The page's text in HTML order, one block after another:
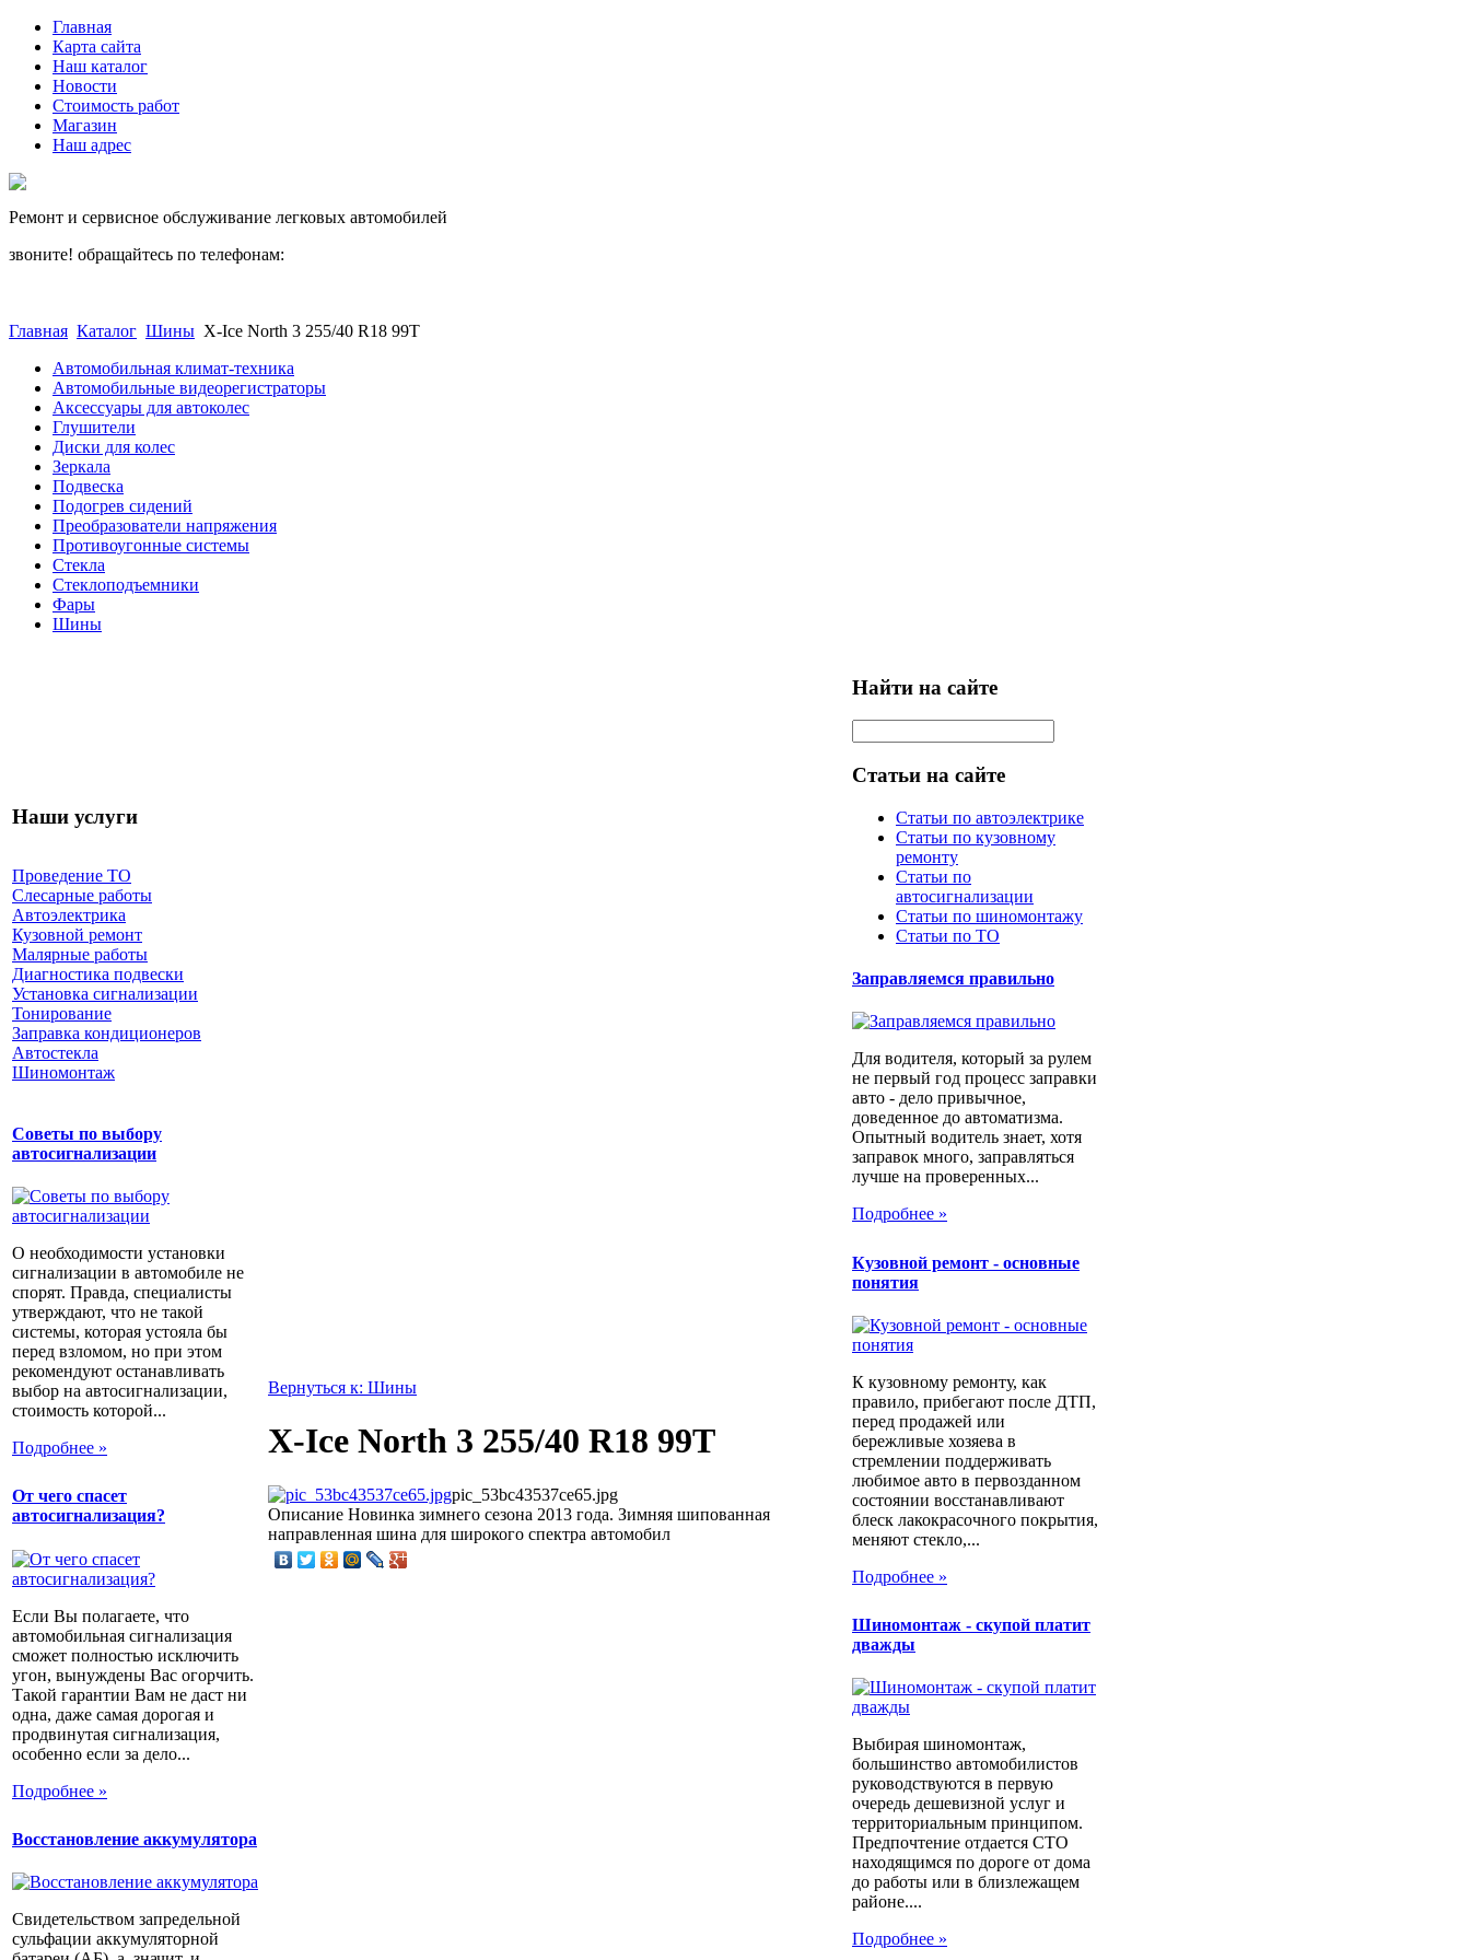
Главная
Карта сайта
Наш каталог
Новости
Стоимость работ
Магазин
Наш адрес
Ремонт и сервисное обслуживание легковых автомобилей
звоните! обращайтесь по телефонам:
Главная Каталог Шины X-Ice North 3 255/40 R18 99T
Автомобильная климат-техника
Автомобильные видеорегистраторы
Аксессуары для автоколес
Глушители
Диски для колес
Зеркала
Подвеска
Подогрев сидений
Преобразователи напряжения
Противоугонные системы
Стекла
Стеклоподъемники
Фары
Шины
Наши услуги
Проведение ТО
Слесарные работы
Автоэлектрика
Кузовной ремонт
Малярные работы
Диагностика подвески
Установка сигнализации
Тонирование
Заправка кондиционеров
Автостекла
Шиномонтаж
Советы по выбору
автосигнализации
О необходимости установки
сигнализации в автомобиле не
спорят. Правда, специалисты
утверждают, что не такой
системы, которая устояла бы
перед взломом, но при этом
рекомендуют останавливать
выбор на автосигнализации,
стоимость которой...
Подробнее »
От чего спасет
автосигнализация?
Если Вы полагаете, что
автомобильная сигнализация
сможет полностью исключить
угон, вынуждены Вас огорчить.
Такой гарантии Вам не даст ни
одна, даже самая дорогая и
продвинутая сигнализация,
особенно если за дело...
Подробнее »
Восстановление аккумулятора
Свидетельством запредельной
сульфации аккумуляторной
Вернуться к: Шины
X-Ice North 3 255/40 R18 99T
pic_53bc43537ce65.jpg
Описание Новинка зимнего сезона 2013 года. Зимняя шипованная
направленная шина для широкого спектра автомобил
Найти на сайте
Статьи на сайте
Статьи по автоэлектрике
Статьи по кузовному
ремонту
Статьи по
автосигнализации
Статьи по шиномонтажу
Статьи по ТО
Заправляемся правильно
Для водителя, который за рулем
не первый год процесс заправки
авто - дело привычное,
доведенное до автоматизма.
Опытный водитель знает, хотя
заправок много, заправляться
лучше на проверенных...
Подробнее »
Кузовной ремонт - основные
понятия
К кузовному ремонту, как
правило, прибегают после ДТП,
перед продажей или
бережливые хозяева в
стремлении поддерживать
любимое авто в первозданном
состоянии восстанавливают
блеск лакокрасочного покрытия,
меняют стекло,...
Подробнее »
Шиномонтаж - скупой платит
дважды
Выбирая шиномонтаж,
большинство автомобилистов
руководствуются в первую
очередь дешевизной услуг и
территориальным принципом.
Предпочтение отдается СТО
находящимся по дороге от дома
до работы или в близлежащем
районе....
Подробнее »